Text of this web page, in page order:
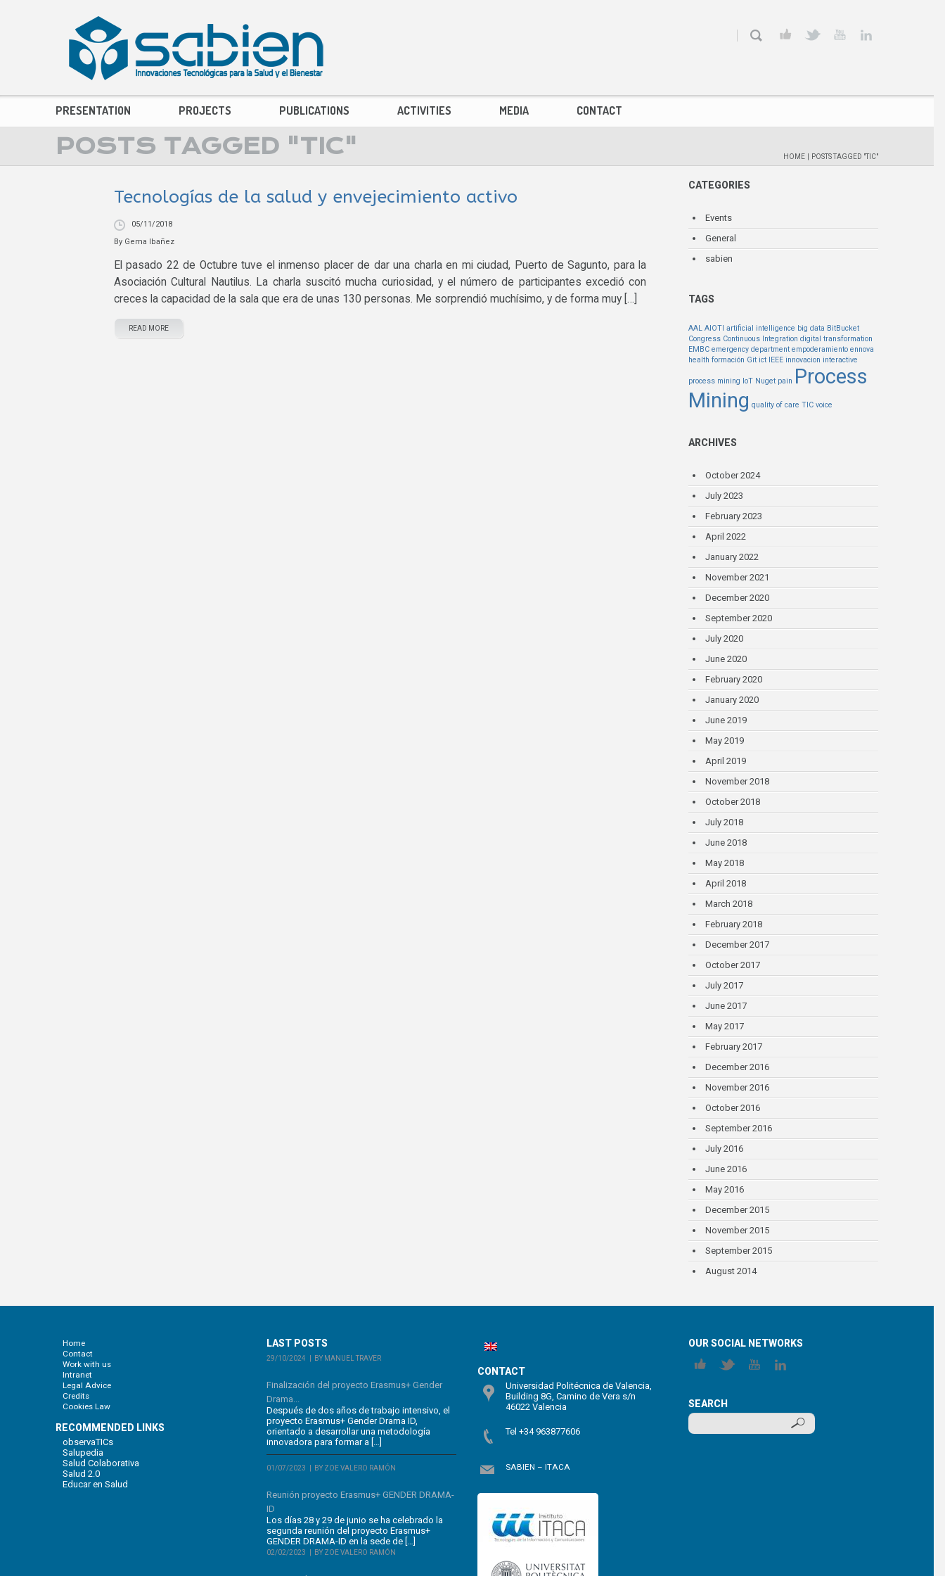
PRESENTATION PROJECTS PUBLICATIONS ACTIVITIES MEDIA CONTACT
POSTS TAGGED "TIC" HOME POSTS TAGGED "TIC"
Tecnologías de la salud y envejecimiento activo
05/11/2018
By Gema Ibañez
El pasado 22 de Octubre tuve el inmenso placer de dar una charla en mi ciudad, Puerto de Sagunto, para la
Asociación Cultural Nautilus. La charla suscitó mucha curiosidad, y el número de participantes excedió con
creces la capacidad de la sala que era de unas 130 personas. Me sorprendió muchísimo, y de forma muy […]
READ MORE
CATEGORIES
Events
General
sabien
TAGS
AAL AIOTI artificial intelligence big data BitBucket
Congress Continuous Integration digital transformation
EMBC emergency department empoderamiento ennova
health formación Git ict IEEE innovacion interactive
process mining IoT Nuget pain Process
Mining quality of care TIC voice
ARCHIVES
October 2024
July 2023
February 2023
April 2022
January 2022
November 2021
December 2020
September 2020
July 2020
June 2020
February 2020
January 2020
June 2019
May 2019
April 2019
November 2018
October 2018
July 2018
June 2018
May 2018
April 2018
March 2018
February 2018
December 2017
October 2017
July 2017
June 2017
May 2017
February 2017
December 2016
November 2016
October 2016
September 2016
July 2016
June 2016
May 2016
December 2015
November 2015
September 2015
August 2014
Home
Contact
Work with us
Intranet
Legal Advice
Credits
Cookies Law
RECOMMENDED LINKS
observaTICs
Salupedia
Salud Colaborativa
Salud 2.0
Educar en Salud
LAST POSTS
29/10/2024 BY MANUEL TRAVER
Finalización del proyecto Erasmus+ Gender
Drama...
Después de dos años de trabajo intensivo, el
proyecto Erasmus+ Gender Drama ID,
orientado a desarrollar una metodología
innovadora para formar a […]
01/07/2023 BY ZOE VALERO RAMÓN
Reunión proyecto Erasmus+ GENDER DRAMA-
ID
Los días 28 y 29 de junio se ha celebrado la
segunda reunión del proyecto Erasmus+
GENDER DRAMA-ID en la sede de […]
02/02/2023 BY ZOE VALERO RAMÓN
CONTACT
Universidad Politécnica de Valencia,
Building 8G, Camino de Vera s/n
46022 Valencia
Tel +34 963877606
SABIEN – ITACA
OUR SOCIAL NETWORKS
SEARCH